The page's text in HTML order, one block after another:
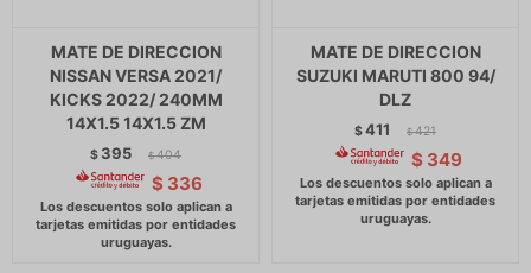
MATE DE DIRECCION
NISSAN VERSA 2021/
KICKS 2022/ 240MM
14X1.5 14X1.5 ZM
$ 395 $ 404
$ 336
MATE DE DIRECCION
SUZUKI MARUTI 800 94/
DLZ
$411 $ 421
$ 349